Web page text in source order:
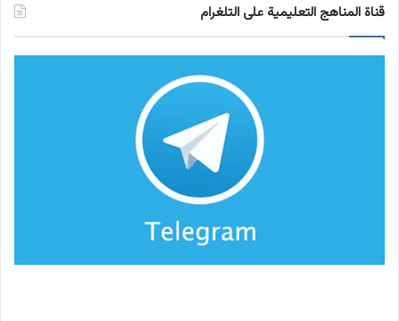
قناة المناهج التعليمية على التلغرام